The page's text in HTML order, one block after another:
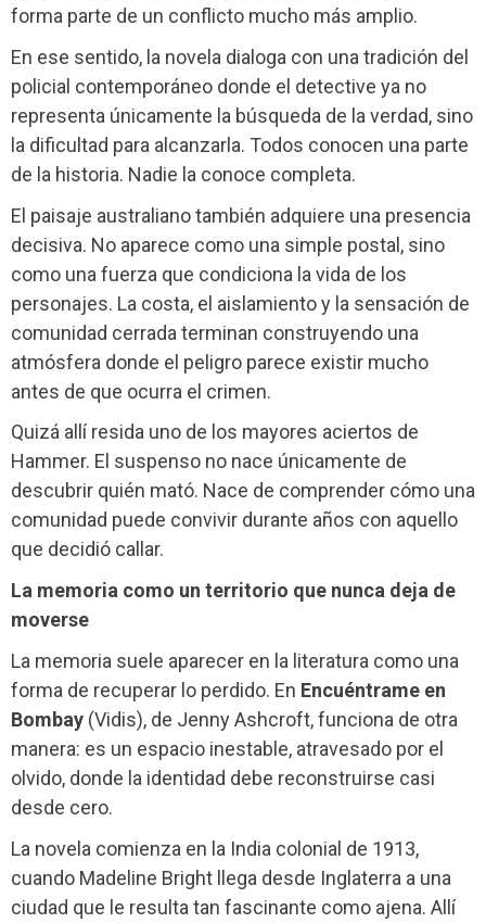
forma parte de un conflicto mucho más amplio.
En ese sentido, la novela dialoga con una tradición del
policial contemporáneo donde el detective ya no
representa únicamente la búsqueda de la verdad, sino
la dificultad para alcanzarla. Todos conocen una parte
de la historia. Nadie la conoce completa.
El paisaje australiano también adquiere una presencia
decisiva. No aparece como una simple postal, sino
como una fuerza que condiciona la vida de los
personajes. La costa, el aislamiento y la sensación de
comunidad cerrada terminan construyendo una
atmósfera donde el peligro parece existir mucho
antes de que ocurra el crimen.
Quizá allí resida uno de los mayores aciertos de
Hammer. El suspenso no nace únicamente de
descubrir quién mató. Nace de comprender cómo una
comunidad puede convivir durante años con aquello
que decidió callar.
La memoria como un territorio que nunca deja de
moverse
La memoria suele aparecer en la literatura como una
forma de recuperar lo perdido. En Encuéntrame en
Bombay (Vidis), de Jenny Ashcroft, funciona de otra
manera: es un espacio inestable, atravesado por el
olvido, donde la identidad debe reconstruirse casi
desde cero.
La novela comienza en la India colonial de 1913,
cuando Madeline Bright llega desde Inglaterra a una
ciudad que le resulta tan fascinante como ajena. Allí